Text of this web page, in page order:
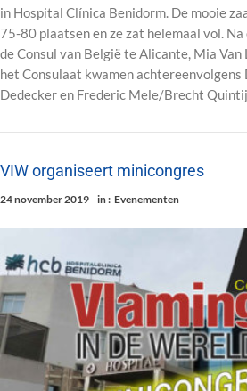
in Hospital Clínica Benidorm. De mooie
75-80 plaatsen en ze zat helemaal vol.
de Consul van België te Alicante, Mia
het Consulaat kwamen achtereenvolgens
Dedecker en Frederic Mele/Brecht
VIW organiseert minicongres
24 november 2019 in : Evenementen